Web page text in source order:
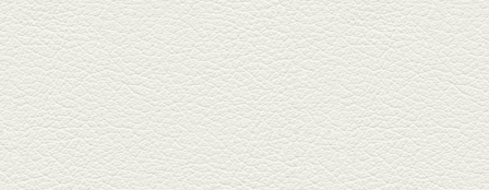
2026年2月20日放送
1000円で飲めますｾｯﾄ＆
至福のﾊﾑｶﾂ など
東区の健軍電停のそば『居酒屋
食堂いしばしさん家』は、賑や
かでお...
2026年1月30日放送